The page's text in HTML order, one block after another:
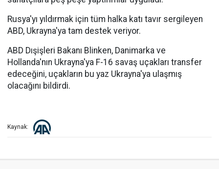
Rusya'yı yıldırmak için tüm halka katı tavır sergileyen
ABD, Ukrayna'ya tam destek veriyor.
ABD Dışişleri Bakanı Blinken, Danimarka ve
Hollanda'nın Ukrayna'ya F-16 savaş uçakları transfer
edeceğini, uçakların bu yaz Ukrayna'ya ulaşmış
olacağını bildirdi.
Kaynak: